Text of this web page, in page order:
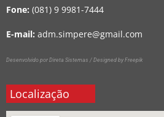
Fone: (081) 9 9981-7444
E-mail: adm.simpere@gmail.com
Desenvolvido por Direta Sistemas / Designed by Freepik
Localização